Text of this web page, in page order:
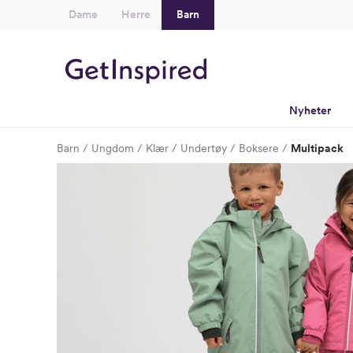
Dame Herre Barn
Nyheter
Barn Ungdom Klær Undertøy Boksere Multipack